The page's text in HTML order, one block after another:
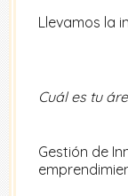
Llevamos la
Cuál es tu
Gestión de